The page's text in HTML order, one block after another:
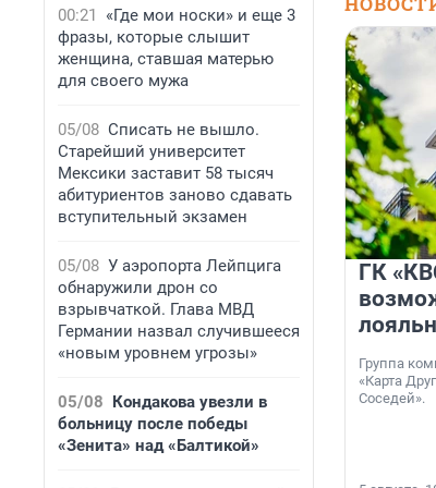
00:21
«Где мои носки» и еще 3
фразы, которые слышит
женщина, ставшая матерью
для своего мужа
05/08 Списать не вышло.
Старейший университет
Мексики заставит 58 тысяч
абитуриентов заново сдавать
вступительный экзамен
05/08 У аэропорта Лейпцига
обнаружили дрон со
взрывчаткой. Глава МВД
Германии назвал случившееся
«новым уровнем угрозы»
05/08 Кондакова увезли в
больницу после победы
«Зенита» над «Балтикой»
ГК
Группа
«Карта
Соседей».